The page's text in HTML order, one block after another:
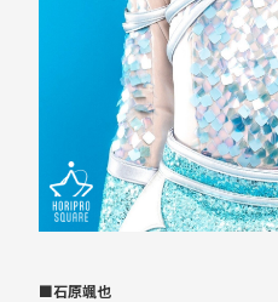
■石原颯也